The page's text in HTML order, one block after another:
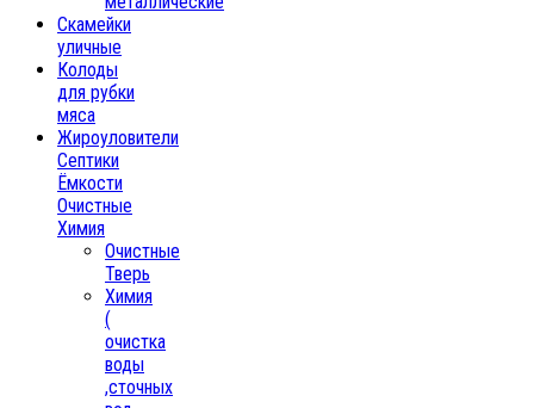
Скамейки
уличные
Колоды
для рубки
мяса
Жироуловители
Септики
Ёмкости
Очистные
Химия
Очистные
Тверь
Химия
(
очистка
воды
,сточных